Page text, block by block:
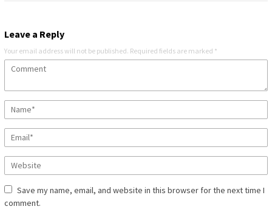
Leave a Reply
Your email address will not be published. Required fields are marked *
Save my name, email, and website in this browser for the next time I
comment.